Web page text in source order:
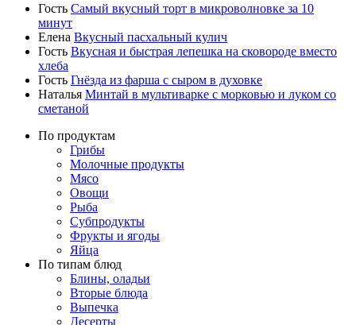
Гость Самый вкусный торт в микроволновке за 10
минут
Елена Вкусный пасхальный кулич
Гость Вкусная и быстрая лепешка на сковороде вместо
хлеба
Гость Гнёзда из фарша с сыром в духовке
Наталья Минтай в мультиварке с морковью и луком со
сметаной
По продуктам
Грибы
Молочные продукты
Мясо
Овощи
Рыба
Субпродукты
Фрукты и ягоды
Яйца
По типам блюд
Блины, оладьи
Вторые блюда
Выпечка
Десерты